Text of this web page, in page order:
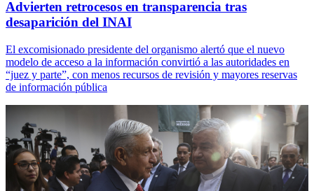
Advierten retrocesos en transparencia tras
desaparición del INAI
El excomisionado presidente del organismo alertó que el nuevo
modelo de acceso a la información convirtió a las autoridades en
“juez y parte”, con menos recursos de revisión y mayores reservas
de información pública